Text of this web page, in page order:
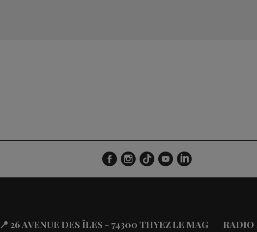
📍 26 AVENUE DES ÎLES - 74300 THYEZLE MAG RADIO